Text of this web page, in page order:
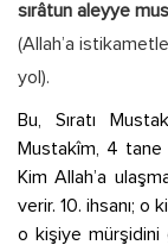
sırâtun aleyye
(Allah’a
yol).
Bu, Sıratı
Mustakîm, 4
Kim Allah’a
verir. 10. ihsanı; o
o kişiye mürşidini